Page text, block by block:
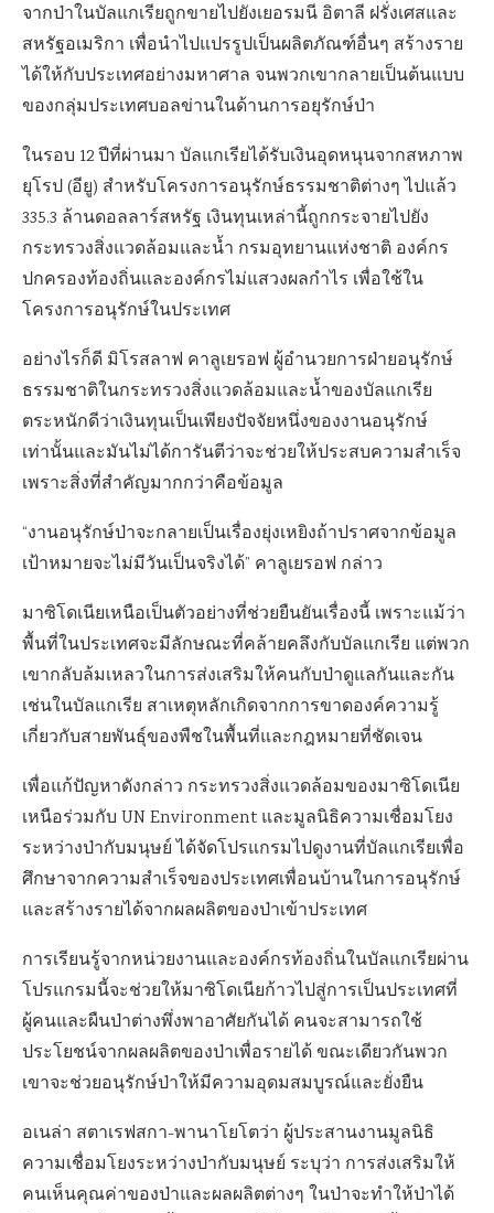
จากป่าในบัลแกเรียถูกขายไปยังเยอรมนี อิตาลี ฝรั่งเศสและ
สหรัฐอเมริกา เพื่อนำไปแปรรูปเป็นผลิตภัณฑ์อื่นๆ สร้างราย
ได้ให้กับประเทศอย่างมหาศาล จนพวกเขากลายเป็นต้นแบบ
ของกลุ่มประเทศบอลข่านในด้านการอยุรักษ์ป่า
ในรอบ 12 ปีที่ผ่านมา บัลแกเรียได้รับเงินอุดหนุนจากสหภาพ
ยุโรป (อียู) สำหรับโครงการอนุรักษ์ธรรมชาติต่างๆ ไปแล้ว
335.3 ล้านดอลลาร์สหรัฐ เงินทุนเหล่านี้ถูกกระจายไปยัง
กระทรวงสิ่งแวดล้อมและน้ำ กรมอุทยานแห่งชาติ องค์กร
ปกครองท้องถิ่นและองค์กรไม่แสวงผลกำไร เพื่อใช้ใน
โครงการอนุรักษ์ในประเทศ
อย่างไรก็ดี มิโรสลาฟ คาลูเยรอฟ ผู้อำนวยการฝ่ายอนุรักษ์
ธรรมชาติในกระทรวงสิ่งแวดล้อมและน้ำของบัลแกเรีย
ตระหนักดีว่าเงินทุนเป็นเพียงปัจจัยหนึ่งของงานอนุรักษ์
เท่านั้นและมันไม่ได้การันตีว่าจะช่วยให้ประสบความสำเร็จ
เพราะสิ่งที่สำคัญมากกว่าคือข้อมูล
“งานอนุรักษ์ป่าจะกลายเป็นเรื่องยุ่งเหยิงถ้าปราศจากข้อมูล
เป้าหมายจะไม่มีวันเป็นจริงได้” คาลูเยรอฟ กล่าว
มาซิโดเนียเหนือเป็นตัวอย่างที่ช่วยยืนยันเรื่องนี้ เพราะแม้ว่า
พื้นที่ในประเทศจะมีลักษณะที่คล้ายคลึงกับบัลแกเรีย แต่พวก
เขากลับล้มเหลวในการส่งเสริมให้คนกับป่าดูแลกันและกัน
เช่นในบัลแกเรีย สาเหตุหลักเกิดจากการขาดองค์ความรู้
เกี่ยวกับสายพันธุ์ของพืชในพื้นที่และกฎหมายที่ชัดเจน
เพื่อแก้ปัญหาดังกล่าว กระทรวงสิ่งแวดล้อมของมาซิโดเนีย
เหนือร่วมกับ UN Environment และมูลนิธิความเชื่อมโยง
ระหว่างป่ากับมนุษย์ ได้จัดโปรแกรมไปดูงานที่บัลแกเรียเพื่อ
ศึกษาจากความสำเร็จของประเทศเพื่อนบ้านในการอนุรักษ์
และสร้างรายได้จากผลผลิตของป่าเข้าประเทศ
การเรียนรู้จากหน่วยงานและองค์กรท้องถิ่นในบัลแกเรียผ่าน
โปรแกรมนี้จะช่วยให้มาซิโดเนียก้าวไปสู่การเป็นประเทศที่
ผู้คนและผืนป่าต่างพึ่งพาอาศัยกันได้ คนจะสามารถใช้
ประโยชน์จากผลผลิตของป่าเพื่อรายได้ ขณะเดียวกันพวก
เขาจะช่วยอนุรักษ์ป่าให้มีความอุดมสมบูรณ์และยั่งยืน
อเนล่า สตาเรฟสกา-พานาโยโตว่า ผู้ประสานงานมูลนิธิ
ความเชื่อมโยงระหว่างป่ากับมนุษย์ ระบุว่า การส่งเสริมให้
คนเห็นคุณค่าของป่าและผลผลิตต่างๆ ในป่าจะทำให้ป่าได้